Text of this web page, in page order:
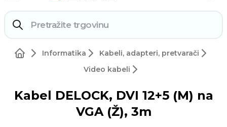
Informatika
Kabeli, adapteri, pretvarači
Video kabeli
Kabel DELOCK, DVI 12+5 (M) na
VGA (Ž), 3m